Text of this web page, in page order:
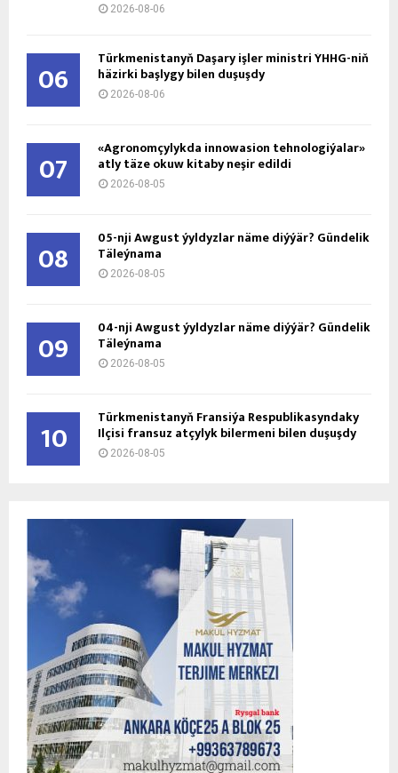
2026-08-06
06 Türkmenistanyň Daşary işler ministri ÝHHG-niň
häzirki başlygy bilen duşuşdy
2026-08-06
07 «Agronomçylykda innowasion tehnologiýalar»
atly täze okuw kitaby neşir edildi
2026-08-05
08 05-nji Awgust ýyldyzlar näme diýýär? Gündelik
Täleýnama
2026-08-05
09 04-nji Awgust ýyldyzlar näme diýýär? Gündelik
Täleýnama
2026-08-05
10 Türkmenistanyň Fransiýa Respublikasyndaky
Ilçisi fransuz atçylyk bilermeni bilen duşuşdy
2026-08-05